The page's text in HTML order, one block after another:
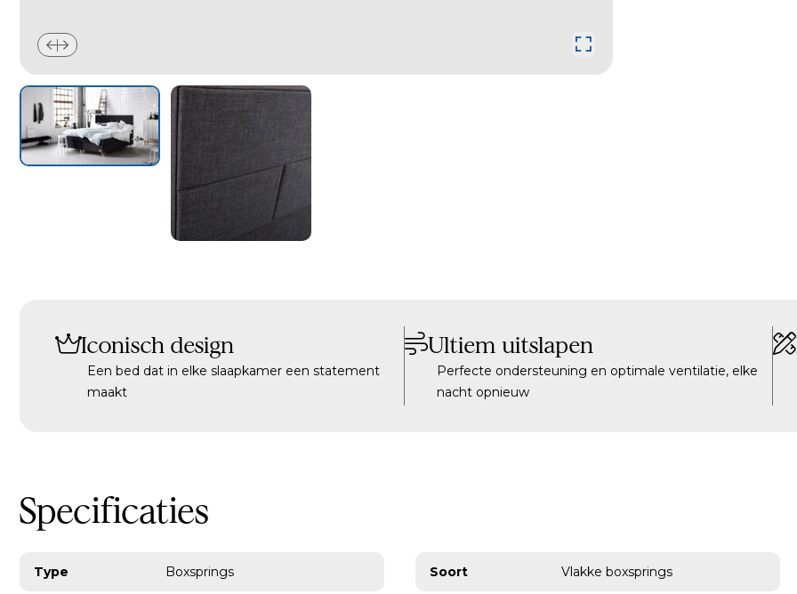
Iconisch design
Een bed dat in elke slaapkamer een statement
maakt
Ultiem uitslapen
Perfecte ondersteuning en optimale ventilatie, elke
nacht opnieuw
Specificaties
Type Boxsprings Soort Vlakke boxsprings